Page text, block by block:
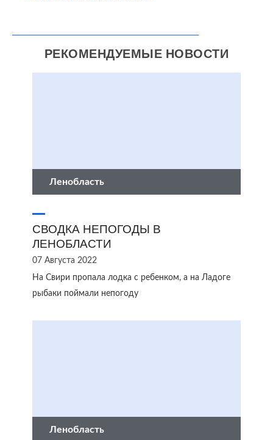
РЕКОМЕНДУЕМЫЕ НОВОСТИ
Ленобласть
СВОДКА НЕПОГОДЫ В
ЛЕНОБЛАСТИ
07 Августа 2022
На Свири пропала лодка с ребенком, а на Ладоге
рыбаки поймали непогоду
Ленобласть